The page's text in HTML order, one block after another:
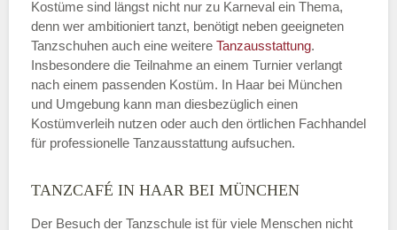
Kostüme sind längst nicht nur zu Karneval ein Thema,
denn wer ambitioniert tanzt, benötigt neben geeigneten
Tanzschuhen auch eine weitere Tanzausstattung.
Insbesondere die Teilnahme an einem Turnier verlangt
nach einem passenden Kostüm. In Haar bei München
und Umgebung kann man diesbezüglich einen
Kostümverleih nutzen oder auch den örtlichen Fachhandel
für professionelle Tanzausstattung aufsuchen.
TANZCAFÉ IN HAAR BEI MÜNCHEN
Der Besuch der Tanzschule ist für viele Menschen nicht